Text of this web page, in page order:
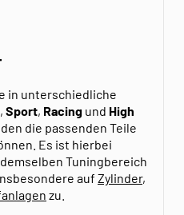
in unterschiedliche
, Sport, Racing und High
die passenden Teile
Es ist hierbei
Tuningbereich
auf Zylinder,
zu.